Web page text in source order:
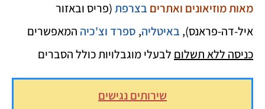
מאות מוזיאונים ואתרים בצרפת(פריס ובאזור
איל-דה-פראנס), באיטליה, ספרד וצ'כיה המאפשרים
כניסה ללא תשלום לבעלי מוגבלויות כולל הסברים
שירותים נגישים